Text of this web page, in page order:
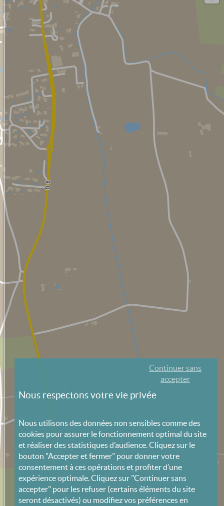
Continuer sans
accepter
Nous respectons votre vie privée
Nous utilisons des données non sensibles comme des
cookies pour assurer le fonctionnement optimal du site
et réaliser des statistiques d’audience. Cliquez sur le
bouton "Accepter et fermer" pour donner votre
consentement à ces opérations et profiter d’une
expérience optimale. Cliquez sur "Continuer sans
accepter" pour les refuser (certains éléments du site
seront désactivés) ou modifiez vos préférences en